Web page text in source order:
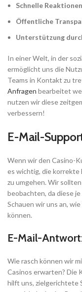
Schnelle Reaktionen
Öffentliche
Unterstützung
In einer Welt, in der
ermöglicht uns die
Teams in Kontakt zu
Anfragen bearbeitet
nutzen wir diese
verbessern!
E-Mail-
Wenn wir den Casino-
es wichtig, die korrekte
zu umgehen. Wir
beobachten, da diese
Schauen wir uns an,
können.
E-Mail-
Wie rasch können wir
Casinos erwarten? Die
hilft uns, zielgerichtete